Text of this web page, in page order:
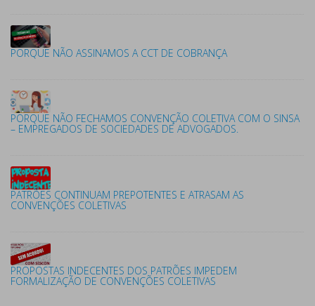
PORQUE NÃO ASSINAMOS A CCT DE COBRANÇA
PORQUE NÃO FECHAMOS CONVENÇÃO COLETIVA COM O SINSA
– EMPREGADOS DE SOCIEDADES DE ADVOGADOS.
PATRÕES CONTINUAM PREPOTENTES E ATRASAM AS
CONVENÇÕES COLETIVAS
PROPOSTAS INDECENTES DOS PATRÕES IMPEDEM
FORMALIZAÇÃO DE CONVENÇÕES COLETIVAS